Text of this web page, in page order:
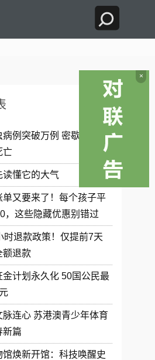
病例突破万例 密歇根州出
亡
懂它的大气
单又要来了！每个孩子平
，这些隐藏优惠别错过
时退款政策！仅提前7天
额退款
金计划永久化 50国公民最
连心 苏港澳青少年体育
新篇
馆焕新开馆：科技唤醒史
×